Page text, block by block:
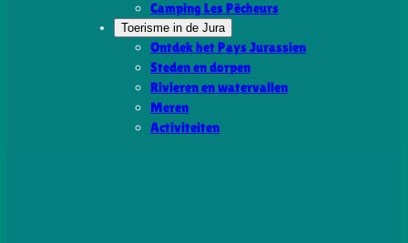
Camping Les Pêcheurs
Toerisme in de Jura
Ontdek het Pays Jurassien
Steden en dorpen
Rivieren en watervallen
Meren
Activiteiten